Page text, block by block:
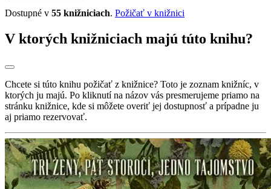
Dostupné v 55 knižniciach. Požičať v knižnici
V ktorých knižniciach majú túto knihu?
Chcete si túto knihu požičať z knižnice? Toto je zoznam knižníc, v
ktorých ju majú. Po kliknutí na názov vás presmerujeme priamo na
stránku knižnice, kde si môžete overiť jej dostupnosť a prípadne ju
aj priamo rezervovať.